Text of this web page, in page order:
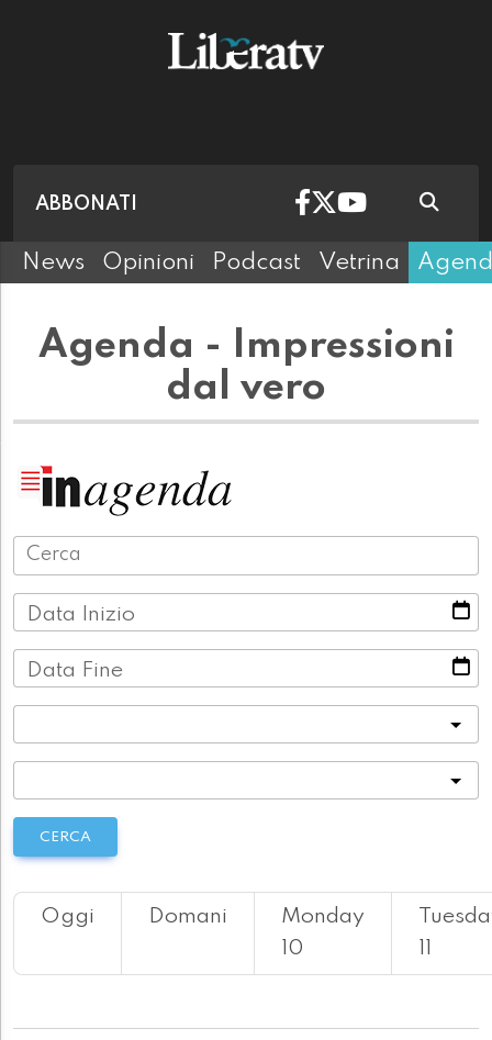
ABBONATI
News Opinioni Podcast Vetrina
Agenda - Impressioni
dal vero
Data Inizio
Data Fine
CERCA
Oggi Domani
Monday
10
11